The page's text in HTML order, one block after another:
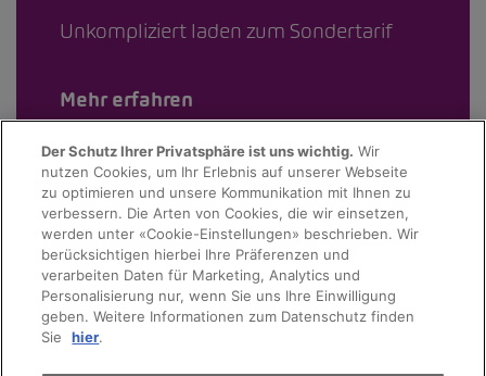
Unkompliziert laden zum Sondertarif
Mehr erfahren
Der Schutz Ihrer Privatsphäre ist uns wichtig. Wir
nutzen Cookies, um Ihr Erlebnis auf unserer Webseite
zu optimieren und unsere Kommunikation mit Ihnen zu
verbessern. Die Arten von Cookies, die wir einsetzen,
werden unter «Cookie-Einstellungen» beschrieben. Wir
berücksichtigen hierbei Ihre Präferenzen und
verarbeiten Daten für Marketing, Analytics und
Personalisierung nur, wenn Sie uns Ihre Einwilligung
geben. Weitere Informationen zum Datenschutz finden
Sie
hier.